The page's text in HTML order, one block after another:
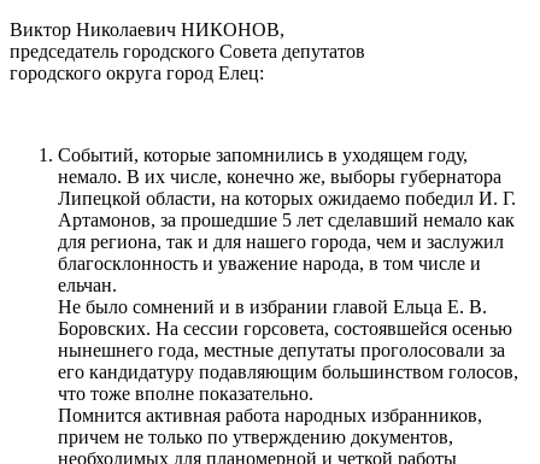
Виктор Николаевич НИКОНОВ,
председатель городского Совета депутатов
городского округа город Елец:
Событий, которые запомнились в уходящем году,
немало. В их числе, конечно же, выборы губернатора
Липецкой области, на которых ожидаемо победил И. Г.
Артамонов, за прошедшие 5 лет сделавший немало как
для региона, так и для нашего города, чем и заслужил
благосклонность и уважение народа, в том числе и
ельчан.
Не было сомнений и в избрании главой Ельца Е. В.
Боровских. На сессии горсовета, состоявшейся осенью
нынешнего года, местные депутаты проголосовали за
его кандидатуру подавляющим большинством голосов,
что тоже вполне показательно.
Помнится активная работа народных избранников,
причем не только по утверждению документов,
необходимых для планомерной и четкой работы